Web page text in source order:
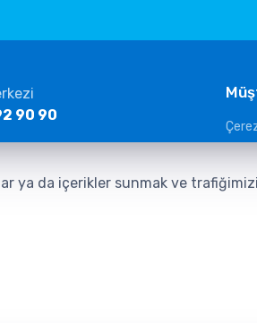
90 90
ya da içerikler sunmak ve